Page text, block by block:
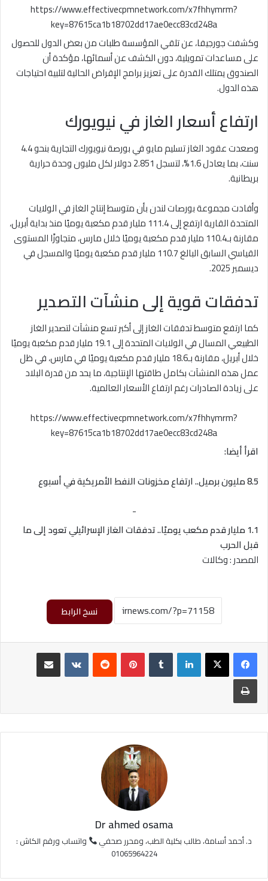
https://www.effectivecpmnetwork.com/x7fhhymrm?
key=87615ca1b18702dd17ae0ecc83cd248a
وكشفت جورجيفا، عن تلقي المؤسسة طلبات من بعض الدول للحصول
على مساعدات تمويلية، دون الكشف عن أسمائها، مؤكدة أن
الصندوق يمتلك القدرة على تعزيز برامج الإقراض الحالية لتلبية احتياجات
هذه الدول.
ارتفاع أسعار الغاز في نيويورك
وصعدت عقود الغاز تسليم مايو في بورصة نيويورك التجارية بنحو 4.4
سنت، بما يعادل 1.6%، لتسجل 2.851 دولار لكل مليون وحدة حرارية
بريطانية.
وأفادت مجموعة بورصات لندن بأن متوسط إنتاج الغاز في الولايات
المتحدة القارية ارتفع إلى 111.4 مليار قدم مكعبة يوميًا منذ بداية أبريل،
مقارنة بـ110.4 مليار قدم مكعبة يوميًا خلال مارس، متجاوزًا المستوى
القياسي السابق البالغ 110.7 مليار قدم مكعبة يوميًا والمسجل في
ديسمبر 2025.
تدفقات قوية إلى منشآت التصدير
كما ارتفع متوسط تدفقات الغاز إلى أكبر تسع منشآت لتصدير الغاز
الطبيعي المسال في الولايات المتحدة إلى 19.1 مليار قدم مكعبة يوميًا
خلال أبريل، مقارنة بـ18.6 مليار قدم مكعبة يوميًا في مارس، في ظل
عمل هذه المنشآت بكامل طاقتها الإنتاجية، ما يحد من قدرة البلاد
على زيادة الصادرات رغم ارتفاع الأسعار العالمية.
https://www.effectivecpmnetwork.com/x7fhhymrm?
key=87615ca1b18702dd17ae0ecc83cd248a
اقرأ أيضا:
8.5 مليون برميل.. ارتفاع مخزونات النفط الأمريكية في أسبوع
-
1.1 مليار قدم مكعب يوميًا.. تدفقات الغاز الإسرائيلي تعود إلى ما
قبل الحرب
المصدر : وكالات
نسخ الرابط
لينكدإن بينتيريست
طباعة
Dr ahmed osama
د. أحمد أسامة، طالب بكلية الطب، ومحرر صحفي
واتساب ورقم الكاش :
01065964224